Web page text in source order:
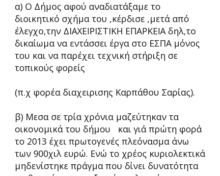
α) Ο Δήμος αφού αναδιατάξαμε το
διοικητικό σχήμα του ,κέρδισε ,μετά από
έλεγχο,την ΔΙΑΧΕΙΡΙΣΤΙΚΗ ΕΠΑΡΚΕΙΑ δηλ,το
δικαίωμα να εντάσσει έργα στο ΕΣΠΑ μόνος
του και να παρέχει τεχνική στήριξη σε
τοπικούς φορείς
(π.χ φορέα διαχειρισης Καρπάθου Σαρίας).
β) Μεσα σε τρία χρόνια μαζεύτηκαν τα
οικονομικά του δήμου και γιά πρώτη φορά
το 2013 έχει πρωτογενές πλεόνασμα άνω
των 900χιλ ευρώ. Ενώ το χρέος κυριολεκτικά
μηδενίστηκε πράγμα που δίνει δυνατότητα